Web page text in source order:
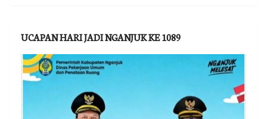
UCAPAN HARI JADI NGANJUK KE 1089